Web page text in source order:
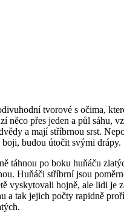
tvorové s očima,
něco přes jeden a půl sáhu,
a mají stříbrnou srst.
budou útočit svými drápy.
táhnou po boku huňáču
Huňáči stříbrní jsou
vyskytovali hojně, ale lidi je
a tak jejich počty rapidně